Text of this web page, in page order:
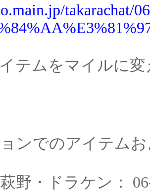
takarachat/
テムをマイルに
ョンでのアイテム
野・ドラケン：